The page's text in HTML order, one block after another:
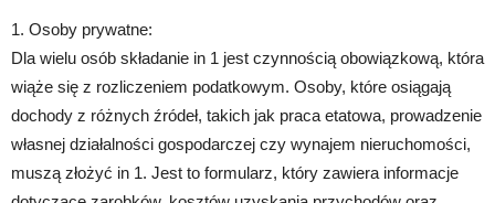
1. Osoby prywatne:
Dla wielu osób składanie in 1 jest czynnością obowiązkową, która
wiąże się z rozliczeniem podatkowym. Osoby, które osiągają
dochody z różnych źródeł, takich jak praca etatowa, prowadzenie
własnej działalności gospodarczej czy wynajem nieruchomości,
muszą złożyć in 1. Jest to formularz, który zawiera informacje